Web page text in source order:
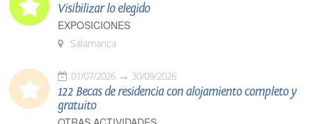
Visibilizar lo elegido
EXPOSICIONES
Salamanca
01/07/2026 30/09/2026
122 Becas de residencia con alojamiento completo y
gratuito